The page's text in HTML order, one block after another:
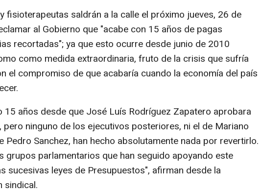
fisioterapeutas saldrán a la calle el próximo jueves, 26 de
al Gobierno que "acabe con 15 años de pagas
recortadas"; ya que esto ocurre desde junio de 2010
como medida extraordinaria, fruto de la crisis que sufría
el compromiso de que acabaría cuando la economía del país
15 años desde que José Luís Rodríguez Zapatero aprobara
pero ninguno de los ejecutivos posteriores, ni el de Mariano
Pedro Sanchez, han hecho absolutamente nada por revertirlo.
grupos parlamentarios que han seguido apoyando este
sucesivas leyes de Presupuestos", afirman desde la
sindical.